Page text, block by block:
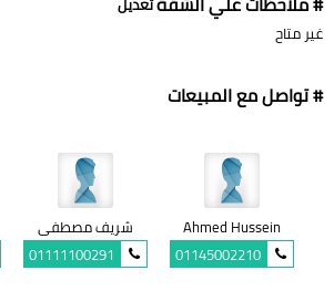
غير متاح
# تواصل مع المبيعات
Ahmed Hussein
01145002210
شريف مصطفى
01111100291